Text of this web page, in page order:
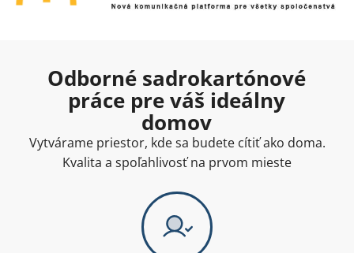
Odborné sadrokartónové
práce pre váš ideálny
domov
Vytvárame priestor, kde sa budete cítiť ako doma.
Kvalita a spoľahlivosť na prvom mieste